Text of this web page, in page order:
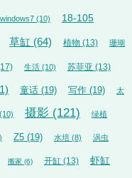
windows7 (10) 18-105
草缸 (64) 植物 (13) 珊瑚
生活 (10) 苏菲亚 (13)
童话 (19) 写作 (19) 太
(10) 摄影 (121) 绿植
Z5 (19) 水培 (8) 涡虫
搬家 (6) 开缸 (13) 虾缸